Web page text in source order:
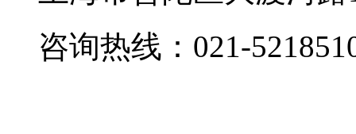
咨询热线：021-